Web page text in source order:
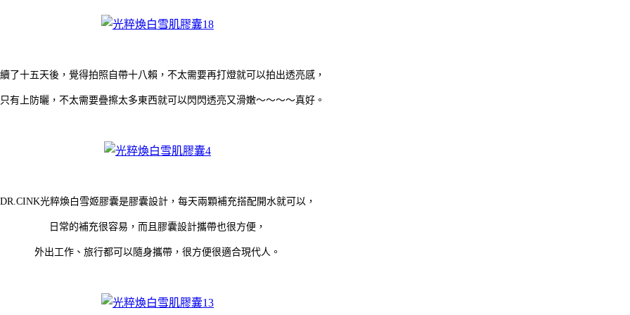
了十五天後，覺得拍照自帶十八賴，不太需要再打燈就可以拍出透亮感，
有上防曬，不太需要疊擦太多東西就可以閃閃透亮又滑嫩～～～～真好。
DR.CINK光粹煥白雪姬膠囊是膠囊設計，每天兩顆補充搭配開水就可以，
日常的補充很容易，而且膠囊設計攜帶也很方便，
外出工作、旅行都可以隨身攜帶，很方便很適合現代人。